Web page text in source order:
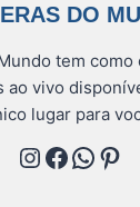
DO
tem
ao vivo
lugar para
Instagram